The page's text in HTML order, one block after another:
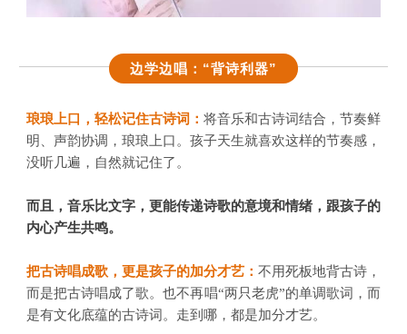
边学边唱：“背诗利器”
琅琅上口，轻松记住古诗词 ： 将音乐和古诗词结合，节奏鲜
明、声韵协调，琅琅上口。孩子天生就喜欢这样的节奏感，
没听几遍，自然就记住了。
而且，音乐比文字，更能传递诗歌的意境和情绪，跟孩子的
内心产生共鸣。
把古诗唱成歌，更是孩子的加分才艺： 不用死板地背古诗，
而是把古诗唱成了歌。也不再唱“两只老虎”的单调歌词，而
是有文化底蕴的古诗词。走到哪，都是加分才艺。